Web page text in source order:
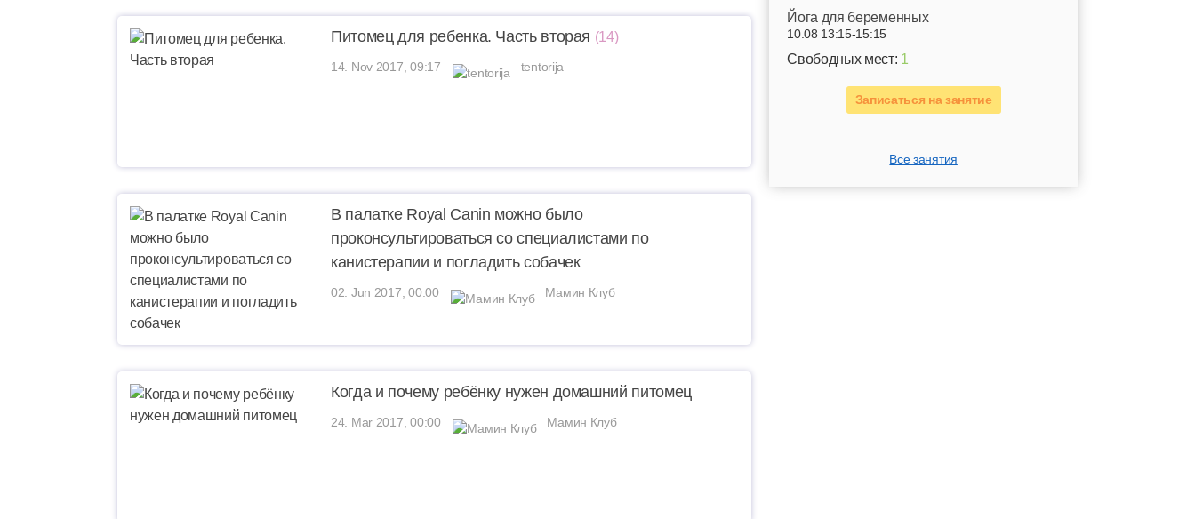
Питомец для ребенка. Часть вторая (14)
14. Nov 2017, 09:17 tentorija
В палатке Royal Canin можно было
проконсультироваться со специалистами по
канистерапии и погладить собачек
02. Jun 2017, 00:00 Мамин Клуб
Когда и почему ребёнку нужен домашний питомец
24. Mar 2017, 00:00 Мамин Клуб
Йога для беременных
10.08 13:15-15:15
Свободных мест: 1
Записаться на занятие
Все занятия